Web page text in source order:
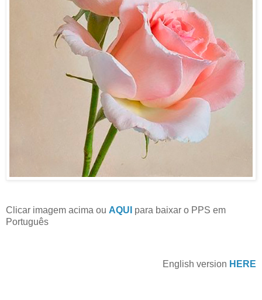
Clicar imagem acima ou AQUI para baixar o PPS em
Português
English version HERE